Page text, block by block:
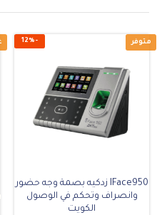
-
12%
IFace950 زدكيه بصمة وجه حضور
وانصراف وتحكم في الوصول
الكويت
غير متوفر